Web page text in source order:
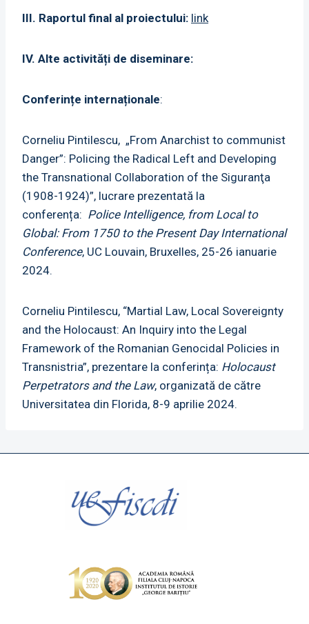
III. Raportul final al proiectului: link
IV. Alte activități de diseminare:
Conferințe internaționale:
Corneliu Pintilescu, „From Anarchist to communist
Danger”: Policing the Radical Left and Developing
the Transnational Collaboration of the Siguranţa
(1908-1924)”, lucrare prezentată la
conferența: Police Intelligence, from Local to
Global: From 1750 to the Present Day International
Conference, UC Louvain, Bruxelles, 25-26 ianuarie
2024.
Corneliu Pintilescu, “Martial Law, Local Sovereignty
and the Holocaust: An Inquiry into the Legal
Framework of the Romanian Genocidal Policies in
Transnistria”, prezentare la conferința: Holocaust
Perpetrators and the Law, organizată de către
Universitatea din Florida, 8-9 aprilie 2024.